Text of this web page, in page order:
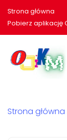
Strona główna
Pobierz aplikację
Strona główna